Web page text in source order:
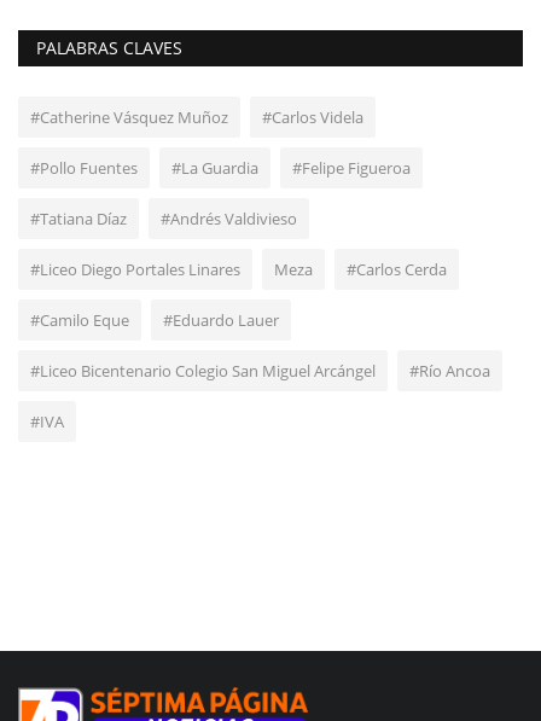
PALABRAS CLAVES
#Catherine Vásquez Muñoz #Carlos Videla
#Pollo Fuentes #La Guardia #Felipe Figueroa
#Tatiana Díaz #Andrés Valdivieso
#Liceo Diego Portales Linares Meza #Carlos Cerda
#Camilo Eque #Eduardo Lauer
#Liceo Bicentenario Colegio San Miguel Arcángel #Río Ancoa
#IVA